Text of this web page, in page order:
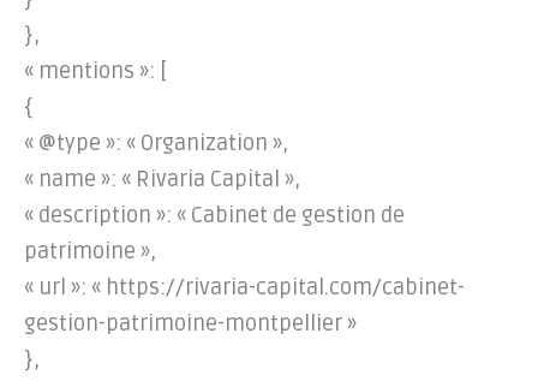
},
« mentions »: [
{
« @type »: « Organization »,
« name »: « Rivaria Capital »,
« description »: « Cabinet de gestion de
patrimoine »,
« url »: « https://rivaria-capital.com/cabinet-
gestion-patrimoine-montpellier »
},